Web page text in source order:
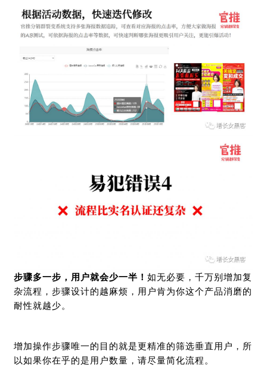
步骤多一步，用户就会少一半！ 如无必要，千万别增加复
杂流程，步骤设计的越麻烦，用户肯为你这个产品消磨的
耐性就越少。
增加操作步骤唯一的目的就是更精准的筛选垂直用户，所
以如果你在乎的是用户数量，请尽量简化流程。